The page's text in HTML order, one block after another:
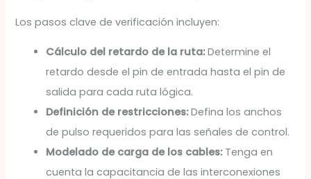
Los pasos clave de verificación incluyen:
Cálculo del retardo de la ruta:Determine el
retardo desde el pin de entrada hasta el pin de
salida para cada ruta lógica.
Definición de restricciones:Defina los anchos
de pulso requeridos para las señales de control.
Modelado de carga de los cables:Tenga en
cuenta la capacitancia de las interconexiones